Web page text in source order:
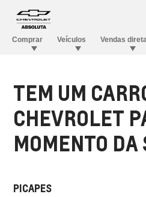
TEM UM
CHEVROLET
MOMENTO DA
PICAPES